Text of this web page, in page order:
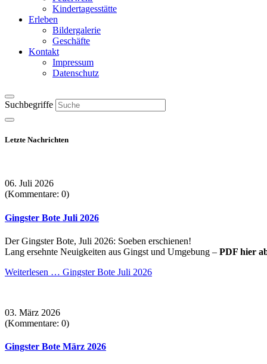
Kindertagesstätte
Erleben
Bildergalerie
Geschäfte
Kontakt
Impressum
Datenschutz
Suchbegriffe
Letzte Nachrichten
06. Juli 2026
(Kommentare: 0)
Gingster Bote Juli 2026
Der Gingster Bote, Juli 2026: Soeben erschienen!
Lang ersehnte Neuigkeiten aus Gingst und Umgebung – PDF hier
Weiterlesen … Gingster Bote Juli 2026
03. März 2026
(Kommentare: 0)
Gingster Bote März 2026